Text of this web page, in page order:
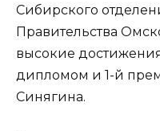
Сибирского
Правительства
высокие
дипломом и 1-й
Синягина.